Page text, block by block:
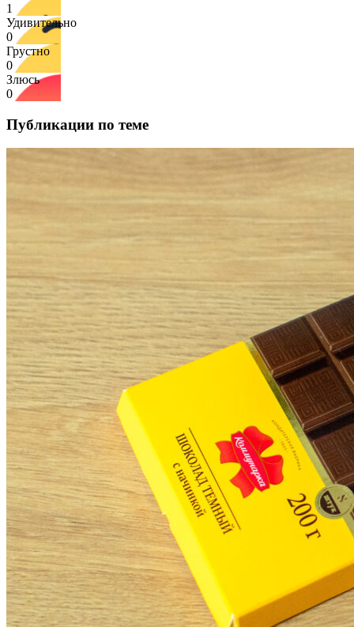
1
Удивительно
0
Грустно
0
Злюсь
0
Публикации по теме